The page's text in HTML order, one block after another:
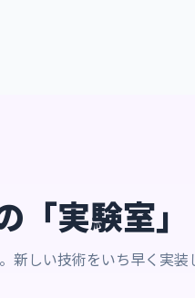
「実験室」
新しい技術をいち早く実装